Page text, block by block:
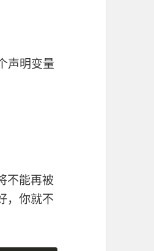
声明变量
不能再被
，你就不